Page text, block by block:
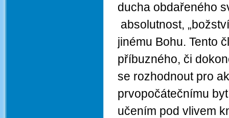
ducha obdařeného
absolutnost,
jinému Bohu. Tento
příbuzného, či
se rozhodnout pro
prvopočátečnímu
učením pod vlivem